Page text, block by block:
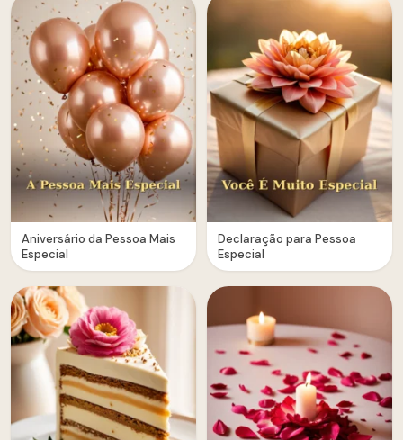
Aniversário da Pessoa Mais
Especial
Declaração para Pessoa
Especial